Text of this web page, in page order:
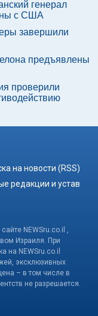
генерал
с США
завершили
предъявлены
проверили
на новости (RSS)
редакции и устав
NEWSru.co.il ,
Израиля. При
на NEWSru.co.il
эксклюзивных
– в том числе в
не разрешается.